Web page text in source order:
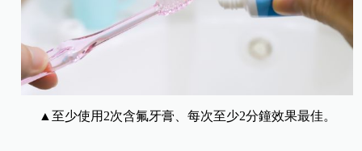
▲至少使用2次含氟牙膏、每次至少2分鐘效果最佳。